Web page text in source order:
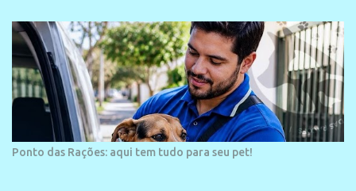
Ponto das Rações: aqui tem tudo para seu pet!